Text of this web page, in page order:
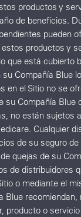
productos y
de beneficios.
pueden
productos y
que está cubierto
Compañía Blue
en el Sitio no se
su Compañía Blue
no están sujetos
Cualquier
de su seguro
quejas de su
de distribuidores
o mediante el
Blue
producto o